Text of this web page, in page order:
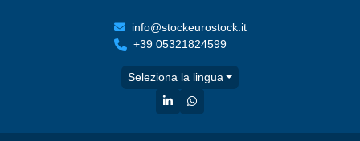
info@stockeurostock.it
+39 05321824599
Seleziona la lingua
linkedinwhatsapp